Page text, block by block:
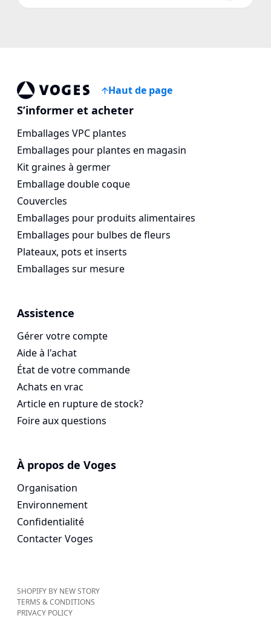
Voges Online Store
Haut de page
S’informer et acheter
Emballages VPC plantes
Emballages pour plantes en magasin
Kit graines à germer
Emballage double coque
Couvercles
Emballages pour produits alimentaires
Emballages pour bulbes de fleurs
Plateaux, pots et inserts
Emballages sur mesure
Assistence
Gérer votre compte
Aide à l'achat
État de votre commande
Achats en vrac
Article en rupture de stock?
Foire aux questions
À propos de Voges
Organisation
Environnement
Confidentialité
Contacter Voges
SHOPIFY BY NEW STORY
TERMS & CONDITIONS
PRIVACY POLICY